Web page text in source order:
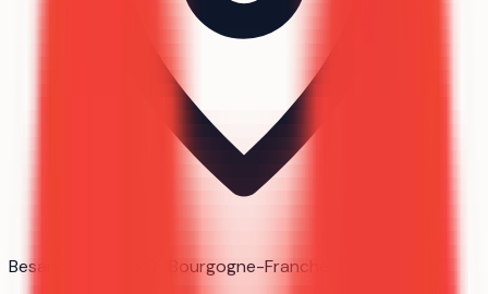
Besançon (Doubs) · Bourgogne-Franche-Comté